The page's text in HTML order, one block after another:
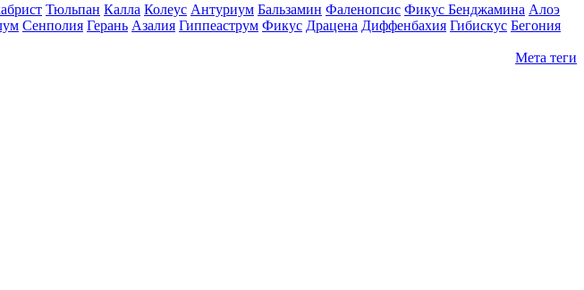
Тюльпан Калла Колеус Антуриум Бальзамин Фаленопсис Фикус Бенджамина Алоэ
Сенполия Герань Азалия Гиппеаструм Фикус Драцена Диффенбахия Гибискус Бегония
Мета теги